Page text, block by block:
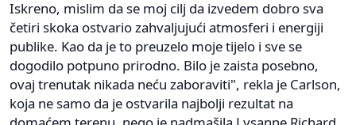
Iskreno, mislim da se moj cilj da izvedem dobro sva
četiri skoka ostvario zahvaljujući atmosferi i energiji
publike. Kao da je to preuzelo moje tijelo i sve se
dogodilo potpuno prirodno. Bilo je zaista posebno,
ovaj trenutak nikada neću zaboraviti", rekla je Carlson,
koja ne samo da je ostvarila najbolji rezultat na